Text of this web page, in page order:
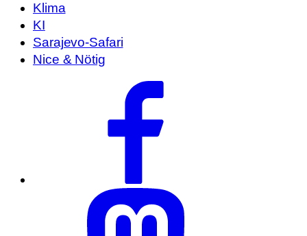
Klima
KI
Sarajevo-Safari
Nice & Nötig